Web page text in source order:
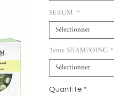
SERUM *
Sélectionner
2eme SHAMPOING*
Sélectionner
Quantité *